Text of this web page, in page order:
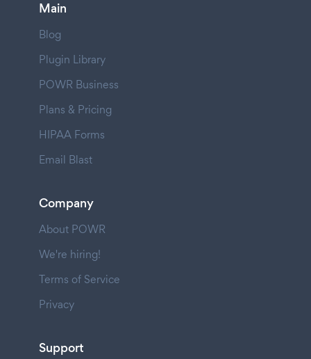
Main
Blog
Plugin Library
POWR Business
Plans & Pricing
HIPAA Forms
Email Blast
Company
About POWR
We're hiring!
Terms of Service
Privacy
Support